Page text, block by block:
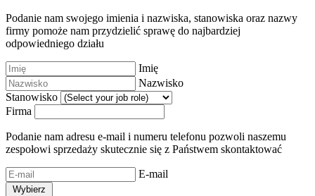
Podanie nam swojego imienia i nazwiska, stanowiska oraz nazwy
firmy pomoże nam przydzielić sprawę do najbardziej
odpowiedniego działu
Imię
Nazwisko
Stanowisko
Firma
Podanie nam adresu e-mail i numeru telefonu pozwoli naszemu
zespołowi sprzedaży skutecznie się z Państwem skontaktować
E-mail
Wybierz